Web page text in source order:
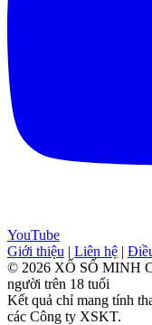
YouTube
Giới thiệu | Liên hệ |
© 2026 XỔ SỐ MINH
người trên 18 tuổi
Kết quả chỉ mang tính
các Công ty XSKT.